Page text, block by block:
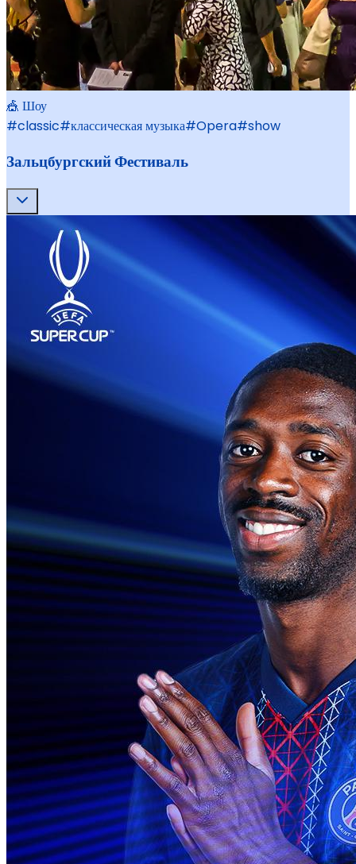
🎪 Шоу
#classic#классическая музыка#Opera#show
Зальцбургский Фестиваль